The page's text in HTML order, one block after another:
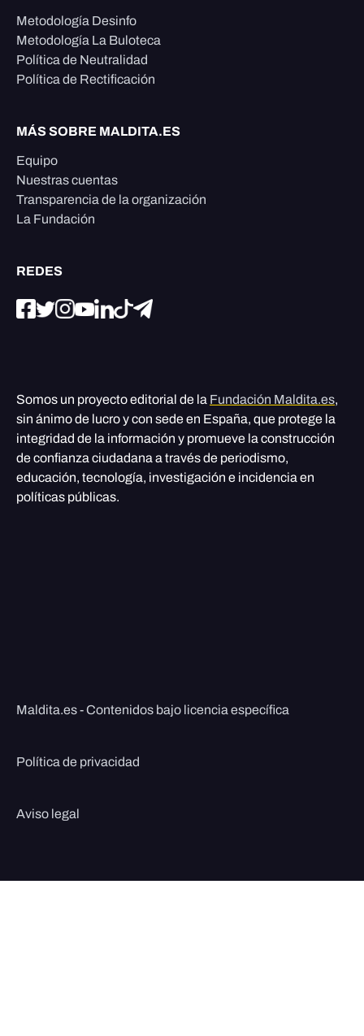
Metodología Desinfo
Metodología La Buloteca
Política de Neutralidad
Política de Rectificación
MÁS SOBRE MALDITA.ES
Equipo
Nuestras cuentas
Transparencia de la organización
La Fundación
REDES
Somos un proyecto editorial de la Fundación Maldita.es,
sin ánimo de lucro y con sede en España, que protege la
integridad de la información y promueve la construcción
de confianza ciudadana a través de periodismo,
educación, tecnología, investigación e incidencia en
políticas públicas.
Maldita.es - Contenidos bajo licencia específica
Política de privacidad
Aviso legal